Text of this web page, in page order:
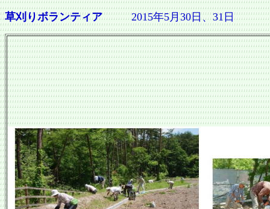
草刈りボランティア 2015年5月30日、31日